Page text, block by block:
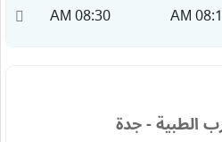
08:30 AM
الطبية - جدة